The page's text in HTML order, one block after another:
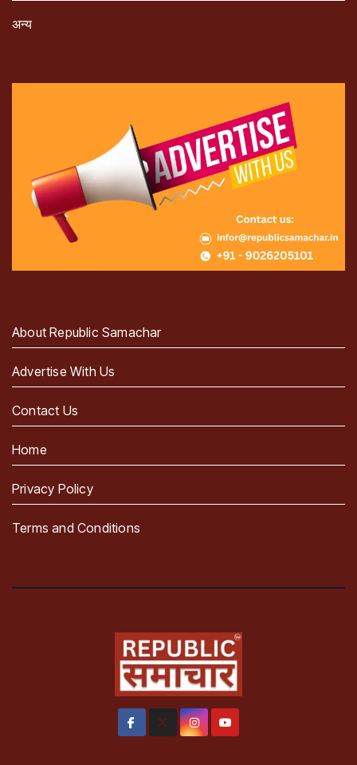
अन्य
About Republic Samachar
Advertise With Us
Contact Us
Home
Privacy Policy
Terms and Conditions